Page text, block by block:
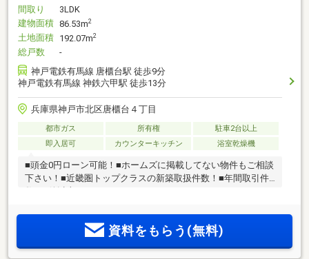
間取り
3LDK
建物面積 86.53m2
土地面積 192.07m2
総戸数
-
神戸電鉄有馬線 唐櫃台駅 徒歩9分
神戸電鉄有馬線 神鉄六甲駅 徒歩13分
兵庫県神戸市北区唐櫃台４丁目
都市ガス 所有権
駐車2台以上
即入居可
カウンターキッチン 浴室乾燥機
■頭金0円ローン可能！■ホームズに掲載してない物件もご相談
下さい！■近畿圏トップクラスの新築取扱件数！■年間取引件
資料をもらう(無料)